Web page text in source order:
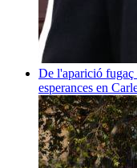
De l'aparició fugaç
esperances en